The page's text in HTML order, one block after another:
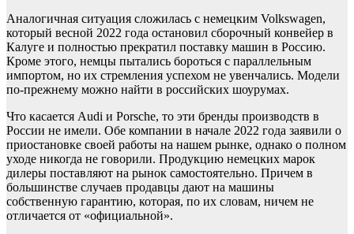
Аналогичная ситуация сложилась с немецким Volkswagen,
который весной 2022 года остановил сборочный конвейер в
Калуге и полностью прекратил поставку машин в Россию.
Кроме этого, немцы пытались бороться с параллельным
импортом, но их стремления успехом не увенчались. Модели
по-прежнему можно найти в российских шоурумах.
Что касается Audi и Porsche, то эти бренды производств в
России не имели. Обе компании в начале 2022 года заявили о
приостановке своей работы на нашем рынке, однако о полном
уходе никогда не говорили. Продукцию немецких марок
дилеры поставляют на рынок самостоятельно. Причем в
большинстве случаев продавцы дают на машины
собственную гарантию, которая, по их словам, ничем не
отличается от «официальной».